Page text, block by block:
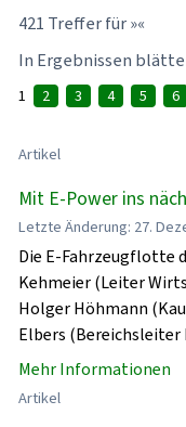
421 Treffer für »«
In Ergebnissen
1 2 3 4 5 6
Artikel
Mit E-Power ins
Letzte Änderung: 27.
Die E-Fahrzeugflotte
Kehmeier (Leiter
Holger Höhmann
Elbers (Bereichsleiter
Mehr Informationen
Artikel